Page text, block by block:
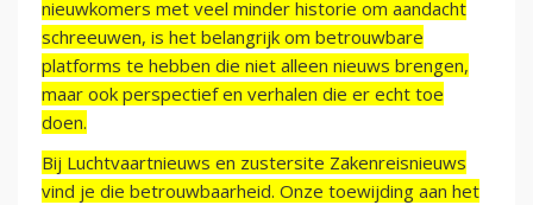
nieuwkomers met veel minder historie om aandacht
schreeuwen, is het belangrijk om betrouwbare
platforms te hebben die niet alleen nieuws brengen,
maar ook perspectief en verhalen die er echt toe
doen.
Bij Luchtvaartnieuws en zustersite Zakenreisnieuws
vind je die betrouwbaarheid. Onze toewijding aan het